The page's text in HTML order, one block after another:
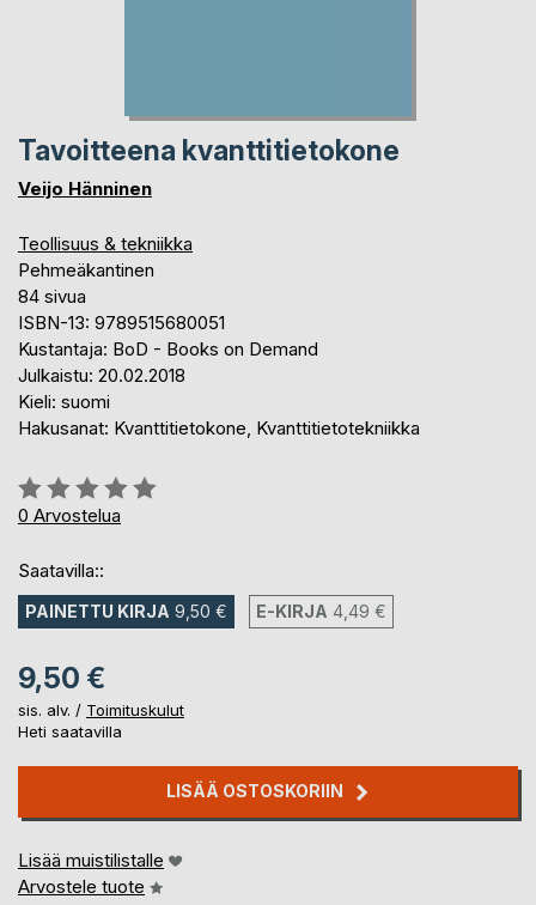
Tavoitteena kvanttitietokone
Veijo Hänninen
Teollisuus & tekniikka
Pehmeäkantinen
84 sivua
ISBN-13: 9789515680051
Kustantaja: BoD - Books on Demand
Julkaistu: 20.02.2018
Kieli: suomi
Hakusanat: Kvanttitietokone, Kvanttitietotekniikka
Arvostelu::
0%
0 Arvostelua
Saatavilla::
PAINETTU KIRJA 9,50 € E-KIRJA 4,49 €
9,50 €
sis. alv. / Toimituskulut
Heti saatavilla
LISÄÄ OSTOSKORIIN
Lisää muistilistalle
Arvostele tuote